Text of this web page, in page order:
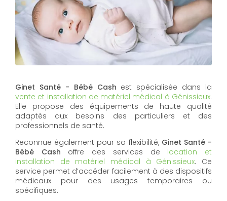
Ginet Santé - Bébé Cash est spécialisée dans la
vente et installation de matériel médical à Génissieux.
Elle propose des équipements de haute qualité
adaptés aux besoins des particuliers et des
professionnels de santé.
Reconnue également pour sa flexibilité, Ginet Santé -
Bébé Cash offre des services de location et
installation de matériel médical à Génissieux. Ce
service permet d’accéder facilement à des dispositifs
médicaux pour des usages temporaires ou
spécifiques.